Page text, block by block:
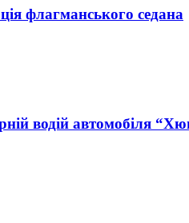
флагманського седана
водій автомобіля